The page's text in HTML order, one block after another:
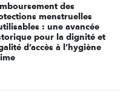
des
menstruelles
: une avancée
pour la dignité et
d’accès à l’hygiène